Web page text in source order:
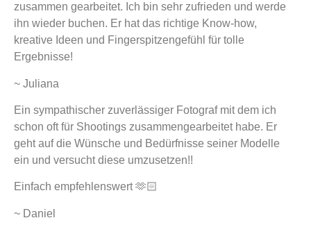
zusammen gearbeitet. Ich bin sehr zufrieden und werde
ihn wieder buchen. Er hat das richtige Know-how,
kreative Ideen und Fingerspitzengefühl für tolle
Ergebnisse!
~ Juliana
Ein sympathischer zuverlässiger Fotograf mit dem ich
schon oft für Shootings zusammengearbeitet habe. Er
geht auf die Wünsche und Bedürfnisse seiner Modelle
ein und versucht diese umzusetzen!!
Einfach empfehlenswert 🫶🏻
~ Daniel